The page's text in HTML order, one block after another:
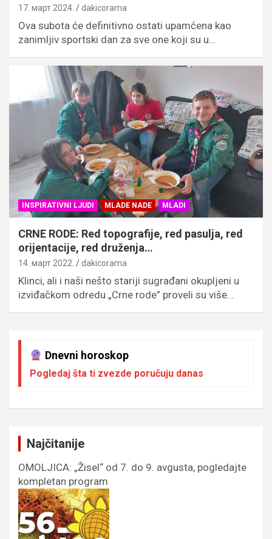
17. март 2024. dakicorama
Ova subota će definitivno ostati upamćena kao
zanimljiv sportski dan za sve one koji su u…
INSPIRATIVNI LJUDI MLADE NADE MLADI
CRNE RODE: Red topografije, red pasulja, red
orijentacije, red druženja…
14. март 2022. dakicorama
Klinci, ali i naši nešto stariji sugrađani okupljeni u
izviđačkom odredu „Crne rode” proveli su više…
Dnevni horoskop
Pogledaj šta ti zvezde poručuju danas
Najčitanije
OMOLJICA: „Žisel“ od 7. do 9. avgusta, pogledajte
kompletan program